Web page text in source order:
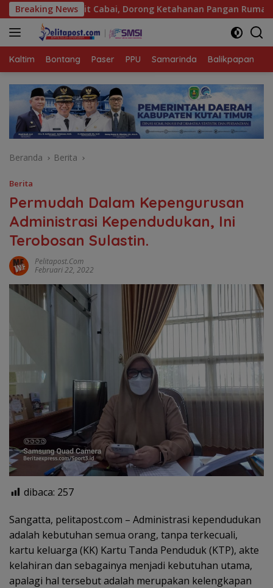
Langsung
ke
konten
Breaking News
Bibit Cabai, Dorong Ketahanan Pangan Rumah Tangga
Kaltim Bontang Paser PPU Samarinda Balikpapan
Beranda Berita
Berita
Permudah Dalam Kepengurusan
Administrasi Kependudukan, Ini
Terobosan Sulastin.
Pelitapost.com
Februari 22, 2022
dibaca: 257
Sangatta, pelitapost.com – Administrasi kependudukan
adalah kebutuhan semua orang, tanpa terkecuali,
kartu keluarga (KK) Kartu Tanda Penduduk (KTP), akte
kelahiran dan sebagainya menjadi kebutuhan utama,
apalagi hal tersebut adalah merupakan kelengkapan